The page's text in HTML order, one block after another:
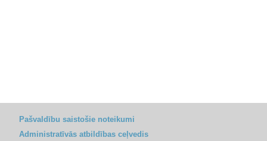
Pašvaldību saistošie noteikumi
Administratīvās atbildības ceļvedis